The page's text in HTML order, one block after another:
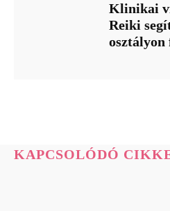
Klinikai
Reiki
osztályon
KAPCSOLÓDÓ